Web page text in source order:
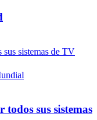
sus sistemas